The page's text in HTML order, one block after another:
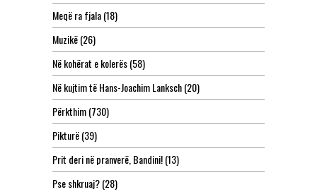
Meqë ra fjala(18)
Muzikë(26)
Në kohërat e kolerës(58)
Në kujtim të Hans-Joachim Lanksch(20)
Përkthim(730)
Pikturë(39)
Prit deri në pranverë, Bandini!(13)
Pse shkruaj?(28)